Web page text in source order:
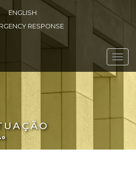
ENGLISH
RESPONSE